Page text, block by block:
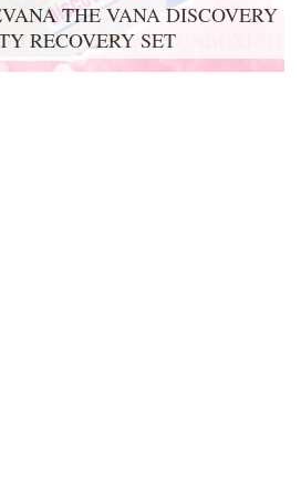
THE VANA DISCOVERY
RECOVERY SET